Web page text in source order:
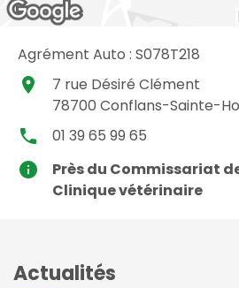
Agrément Auto : S078T218
place
7 rue Désiré Clément
78700 Conflans-Sainte-
local_phone 01 39 65 99 65
info
Près du Commissariat
Clinique vétérinaire
Actualités